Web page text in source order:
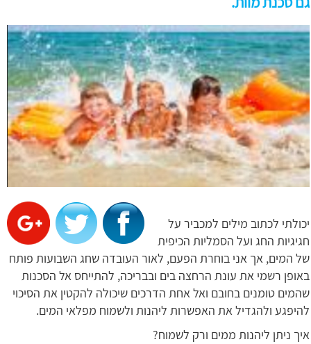
יכולתי לכתוב מילים למכביר על
חגיגיות החג ועל הסמליות הכיפית
של המים, אך אני בוחרת הפעם, לאור העובדה שחג השבועות פותח
באופן רשמי את עונת הרחצה בים ובבריכה, להתייחס אל הסכנות
שהמים טומנים בחובם ואל אחת הדרכים שיכולה להקטין את הסיכוי
להיפגע ולהגדיל את האפשרות ליהנות ולשמוח מפלאי המים.
איך ניתן ליהנות ממים ורק לשמוח?